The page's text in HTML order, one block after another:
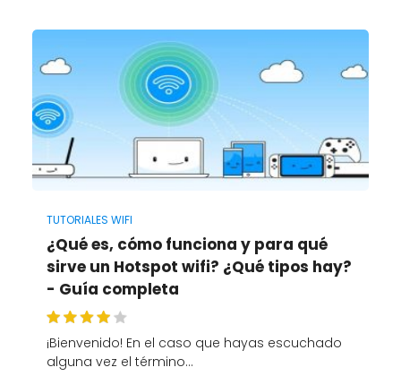
TUTORIALES WIFI
¿Qué es, cómo funciona y para qué
sirve un Hotspot wifi? ¿Qué tipos hay?
- Guía completa
¡Bienvenido! En el caso que hayas escuchado
alguna vez el término…